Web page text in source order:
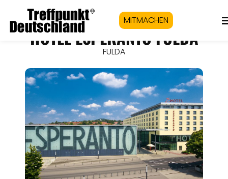
MITMACHEN
HOTEL ESPERANTO FULDA
FULDA